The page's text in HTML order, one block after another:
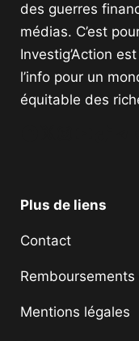
des guerres
médias. C’est
Investig’Action
l’info pour un
équitable des
Plus de liens
Contact
Mentions légales